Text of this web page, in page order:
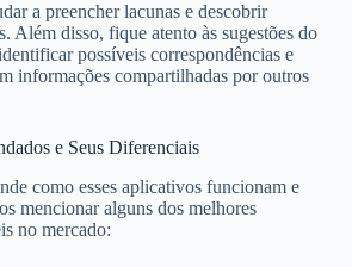
a preencher lacunas e descobrir
Além disso, fique atento às sugestões do
possíveis correspondências e
informações compartilhadas por outros
e Seus Diferenciais
como esses aplicativos funcionam e
mencionar alguns dos melhores
no mercado: